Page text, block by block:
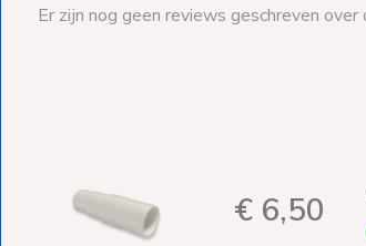
Er zijn nog geen reviews geschreven over
€ 6,50